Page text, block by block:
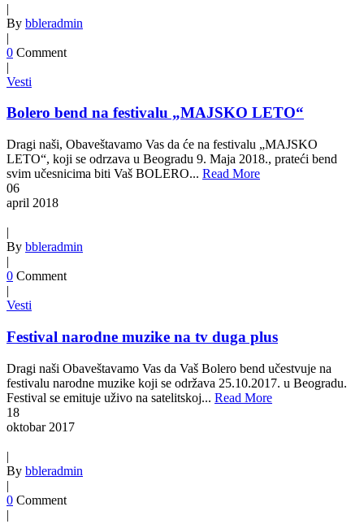
|
By bbleradmin
|
0 Comment
|
Vesti
Bolero bend na festivalu „MAJSKO LETO“
Dragi naši, Obaveštavamo Vas da će na festivalu „MAJSKO
LETO“, koji se odrzava u Beogradu 9. Maja 2018., prateći bend
svim učesnicima biti Vaš BOLERO... Read More
06
april 2018
|
By bbleradmin
|
0 Comment
|
Vesti
Festival narodne muzike na tv duga plus
Dragi naši Obaveštavamo Vas da Vaš Bolero bend učestvuje na
festivalu narodne muzike koji se održava 25.10.2017. u Beogradu.
Festival se emituje uživo na satelitskoj... Read More
18
oktobar 2017
|
By bbleradmin
|
0 Comment
|